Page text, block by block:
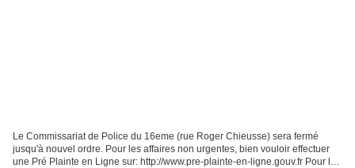
Le Commissariat de Police du 16eme (rue Roger Chieusse) sera fermé
jusqu'à nouvel ordre. Pour les affaires non urgentes, bien vouloir effectuer
une Pré Plainte en Ligne sur: http://www.pre-plainte-en-ligne.gouv.fr Pour les